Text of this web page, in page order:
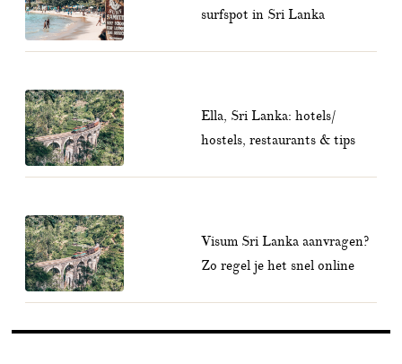
surfspot in Sri Lanka
Ella, Sri Lanka: hotels/
hostels, restaurants & tips
Visum Sri Lanka aanvragen?
Zo regel je het snel online